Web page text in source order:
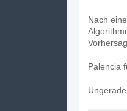
Nach
Palencia